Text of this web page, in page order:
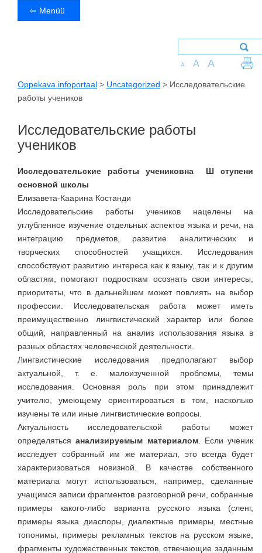
⇦ Menüü
A A A
Oppekava infoportaal > Uncategorized > Исследовательские
работы учеников
Исследовательские работы
учеников
Исследовательские работы учениковна Ш ступени
основной школы
Елизавета-Каарина Костанди
Исследовательские работы учеников нацелены на
углубленное изучение отдельных аспектов языка и речи, на
интеграцию предметов, развитие аналитических и
творческих способностей учащихся. Исследования
способствуют развитию интереса как к языку, так и к другим
областям, помогают подросткам осознать свои интересы,
приоритеты, что в дальнейшем может повлиять на выбор
профессии. Исследовательская работа может иметь
преимущественно лингвистический характер или более
общий, направленный на анализ использования языка в
разных областях человеческой деятельности.
Лингвистические исследования предполагают выбор
актуальной, т. е. малоизученной проблемы, темы
исследования. Основная роль при этом принадлежит
учителю, умеющему ориентироваться в том, насколько
изучены те или иные лингвистические вопросы.
Актуальность исследовательской работы может
определятьсяанализируемым материалом. Если ученик
исследует собранный им же материал, это всегда будет
характеризоваться новизной. В качестве собственного
материала могут использоваться, например, сделанные
учащимся записи фрагментов разговорной речи, собранные
примеры какого-либо варианта русского языка (сленг,
примеры языка диаспоры, диалектные примеры, местные
топонимы, примеры рекламных текстов на русском языке,
фрагменты художественных текстов, отвечающие заданным